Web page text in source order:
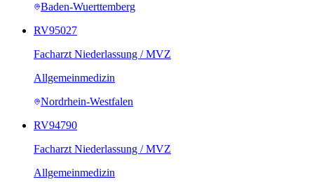
Baden-Wuerttemberg
RV95027
Facharzt Niederlassung / MVZ
Allgemeinmedizin
Nordrhein-Westfalen
RV94790
Facharzt Niederlassung / MVZ
Allgemeinmedizin